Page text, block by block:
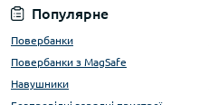
Популярне
Повербанки
Повербанки з MagSafe
Навушники